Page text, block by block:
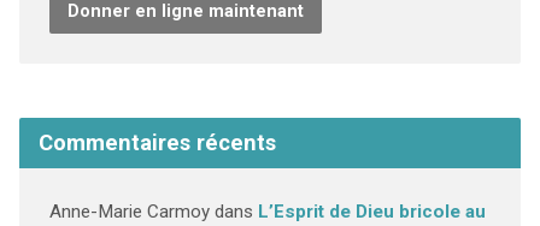
Donner en ligne maintenant
Commentaires récents
Anne-Marie Carmoydans L’Esprit de Dieu bricole au